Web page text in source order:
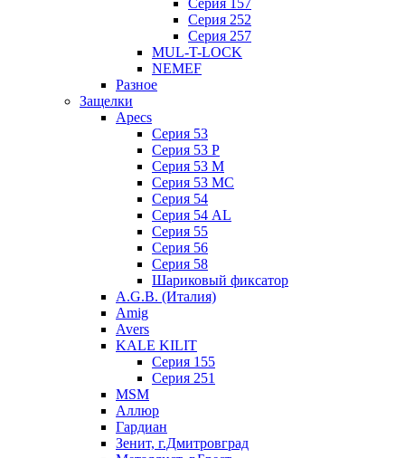
Серия 157
Серия 252
Серия 257
MUL-T-LOCK
NEMEF
Разное
Защелки
Apecs
Серия 53
Серия 53 P
Серия 53 М
Серия 53 МC
Серия 54
Серия 54 AL
Серия 55
Серия 56
Серия 58
Шариковый фиксатор
A.G.B. (Италия)
Amig
Avers
KALE KILIT
Серия 155
Серия 251
MSM
Аллюр
Гардиан
Зенит, г.Дмитровград